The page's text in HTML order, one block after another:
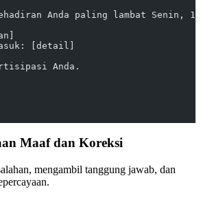
Anda paling lambat Senin,
[detail]
Anda.
Maaf dan Koreksi
mengambil tanggung jawab, dan